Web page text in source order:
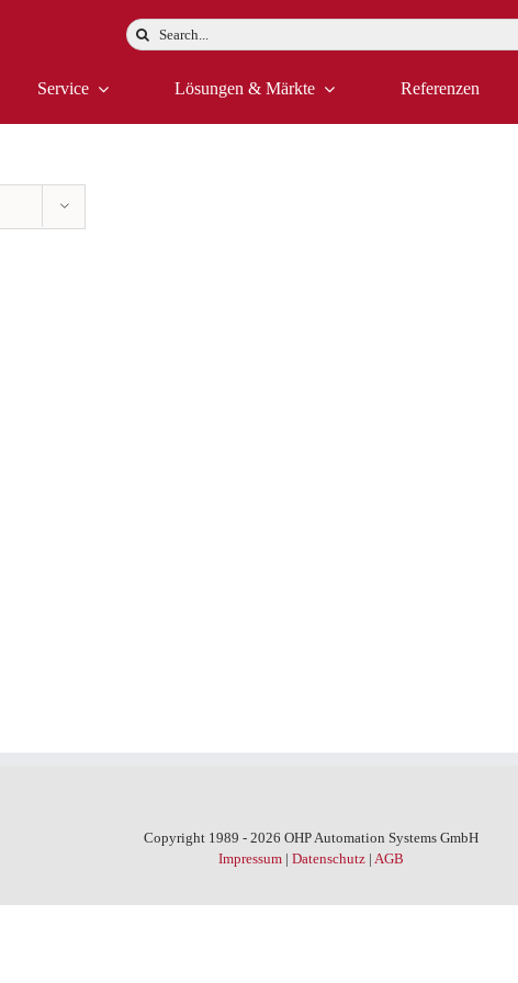
Suche
Service Lösungen & Märkte Referenzen
Copyright 1989 - 2026 OHP Automation Systems GmbH
Impressum |Datenschutz | AGB